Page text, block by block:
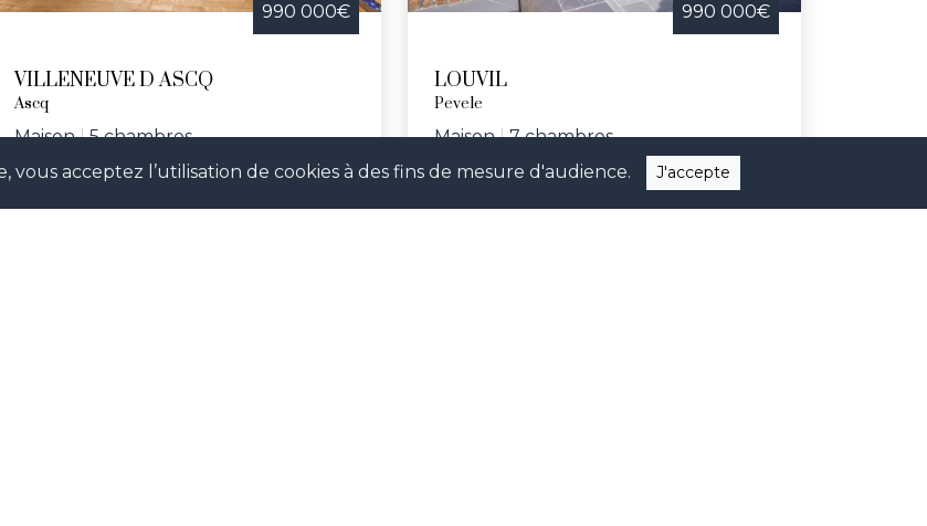
acceptez l’utilisation de cookies à des fins de mesure d'audience. J'accepte
990 000€
VILLENEUVE D ASCQ
Ascq
Maison|5 chambres
990 000€
LOUVIL
Pevele
Maison|7 chambres